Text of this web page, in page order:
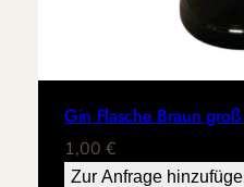
Gin Flasche Braun
1,00 €
Zur Anfrage